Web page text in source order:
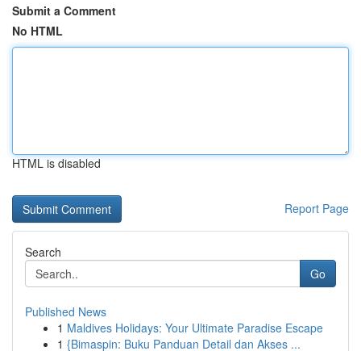
Submit a Comment
No HTML
HTML is disabled
Report Page
Search
Go
Published News
1 Maldives Holidays: Your Ultimate Paradise Escape
1 {Bimaspin: Buku Panduan Detail dan Akses ...